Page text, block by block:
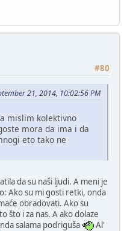
#80
21, 2014, 10:02:56 PM
mislim kolektivno
mora da ima i da
eto tako ne
da su naši ljudi. A meni je
Ako su mi gosti retki, onda
obradovati. Ako su
što i za nas. A ako dolaze
salama podriguša
Al'